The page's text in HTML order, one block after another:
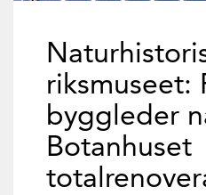
riksmuseet:
byggleder
Botanhuset